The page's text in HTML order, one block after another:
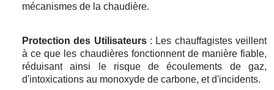
mécanismes de la chaudière.
Protection des Utilisateurs: Les chauffagistes veillent
à ce que les chaudières fonctionnent de manière fiable,
réduisant ainsi le risque de écoulements de gaz,
d'intoxications au monoxyde de carbone, et d'incidents.